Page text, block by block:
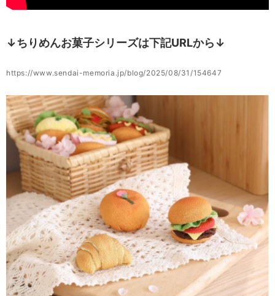
↓ちりめんお菓子シリーズは下記URLから↓
https://www.sendai-memoria.jp/blog/2025/08/31/154647